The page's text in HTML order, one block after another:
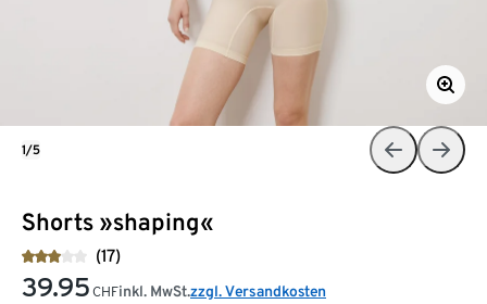
Shorts »shaping«
(17)
39.95 CHFinkl. MwSt.zzgl. Versandkosten
1/5